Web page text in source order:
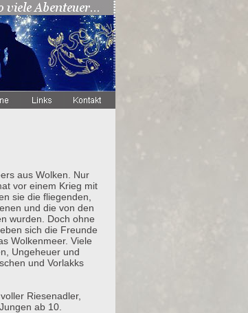
aus Wolken. Nur
vor einem Krieg mit
sie die fliegenden,
und die von den
wurden. Doch ohne
sich die Freunde
Wolkenmeer. Viele
Ungeheuer und
und Vorlakks
Riesenadler,
ab 10.